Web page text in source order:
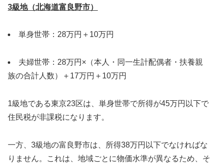
3級地（北海道富良野市）
単身世帯：28万円＋10万円
夫婦世帯：28万円×（本人・同一生計配偶者・扶養親
族の合計人数）＋17万円＋10万円
1級地である東京23区は、単身世帯で所得が45万円以下で
住民税が非課税になります。
一方、3級地の富良野市は、所得38万円以下でなければな
りません。これは、地域ごとに物価水準が異なるため、そ